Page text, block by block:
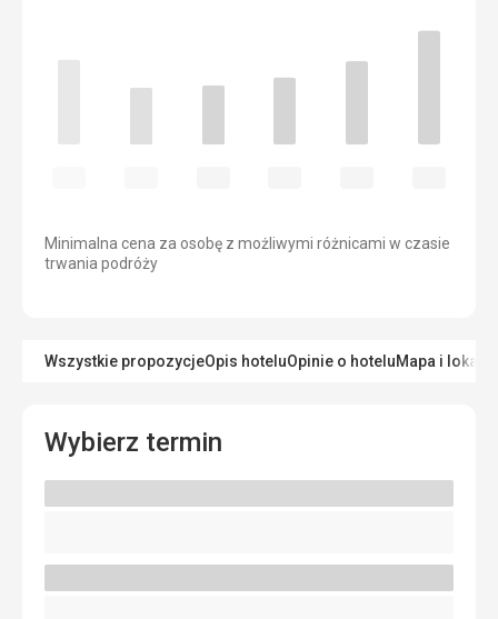
Minimalna cena za osobę z możliwymi różnicami w czasie
trwania podróży
Wszystkie propozycjeOpis hoteluOpinie o hoteluMapa i
Wybierz termin